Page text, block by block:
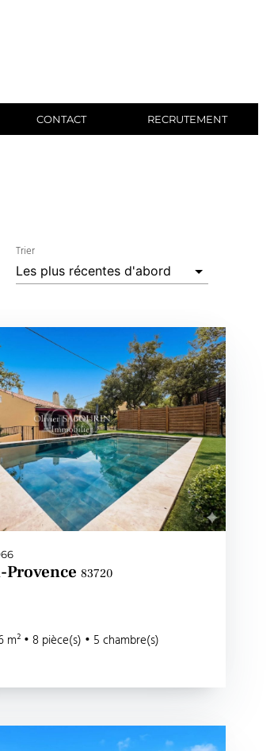
CONTACT RECRUTEMENT
Trier
Provence 83720
m² • 8 pièce(s) • 5 chambre(s)